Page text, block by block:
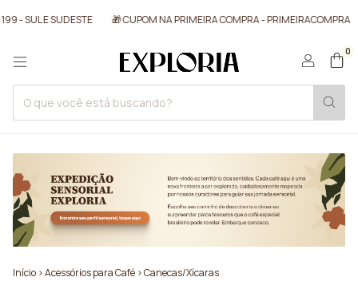
- SUL E SUDESTE 🎁 CUPOM NA PRIMEIRA COMPRA - PRIMEIRACOMPRA
0
Início >Acessórios para Café >Canecas/Xícaras